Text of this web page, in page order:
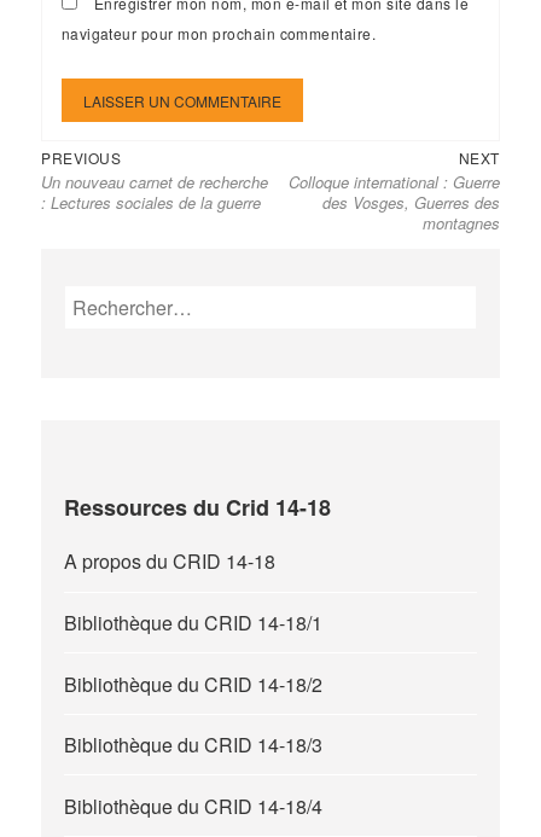
navigateur pour mon prochain commentaire.
Navigation
de
l’article
PREVIOUSPrevious
post:
Un nouveau carnet de recherche
: Lectures sociales de la guerre
NEXTNext
post:
Colloque international : Guerre
des Vosges, Guerres des
montagnes
Rechercher :
Ressources du Crid 14-18
A propos du CRID 14-18
Bibliothèque du CRID 14-18/1
Bibliothèque du CRID 14-18/2
Bibliothèque du CRID 14-18/3
Bibliothèque du CRID 14-18/4